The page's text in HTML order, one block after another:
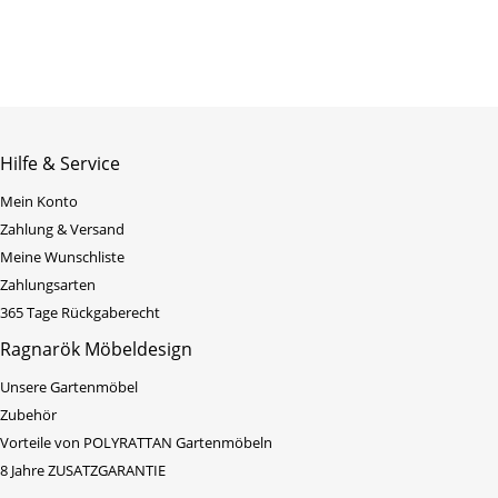
Hilfe & Service
Mein Konto
Zahlung & Versand
Meine Wunschliste
Zahlungsarten
365 Tage Rückgaberecht
Ragnarök Möbeldesign
Unsere Gartenmöbel
Zubehör
Vorteile von POLYRATTAN Gartenmöbeln
8 Jahre ZUSATZGARANTIE